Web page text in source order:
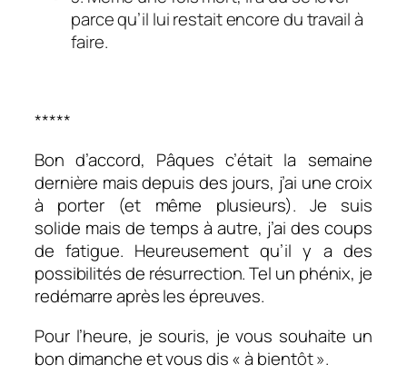
parce qu’il lui restait encore du travail à
faire.
*****
Bon d’accord, Pâques c’était la semaine
dernière mais depuis des jours, j’ai une croix
à porter (et même plusieurs). Je suis
solide mais de temps à autre, j’ai des coups
de fatigue. Heureusement qu’il y a des
possibilités de résurrection. Tel un phénix, je
redémarre après les épreuves.
Pour l’heure, je souris, je vous souhaite un
bon dimanche et vous dis « à bientôt ».